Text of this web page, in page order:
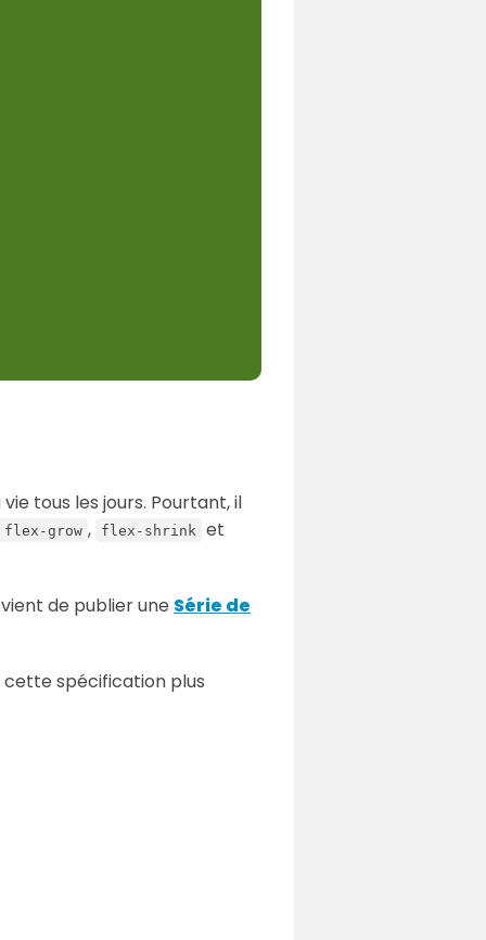
tous les jours. Pourtant, il
flex-grow , flex-shrink et
de publier une Série de
cette spécification plus